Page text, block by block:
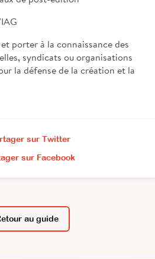
porter à la connaissance des
syndicats ou organisations
la défense de la création et la
sur Twitter
sur Facebook
au guide